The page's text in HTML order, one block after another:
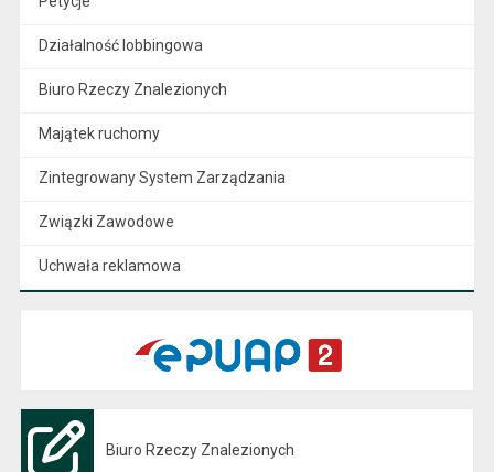
Działalność lobbingowa
Biuro Rzeczy Znalezionych
Majątek ruchomy
Zintegrowany System Zarządzania
Związki Zawodowe
Uchwała reklamowa
Biuro Rzeczy Znalezionych